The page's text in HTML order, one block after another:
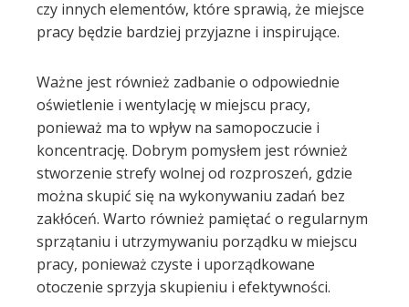
czy innych elementów, które sprawią, że miejsce
pracy będzie bardziej przyjazne i inspirujące.
Ważne jest również zadbanie o odpowiednie
oświetlenie i wentylację w miejscu pracy,
ponieważ ma to wpływ na samopoczucie i
koncentrację. Dobrym pomysłem jest również
stworzenie strefy wolnej od rozproszeń, gdzie
można skupić się na wykonywaniu zadań bez
zakłóceń. Warto również pamiętać o regularnym
sprzątaniu i utrzymywaniu porządku w miejscu
pracy, ponieważ czyste i uporządkowane
otoczenie sprzyja skupieniu i efektywności.